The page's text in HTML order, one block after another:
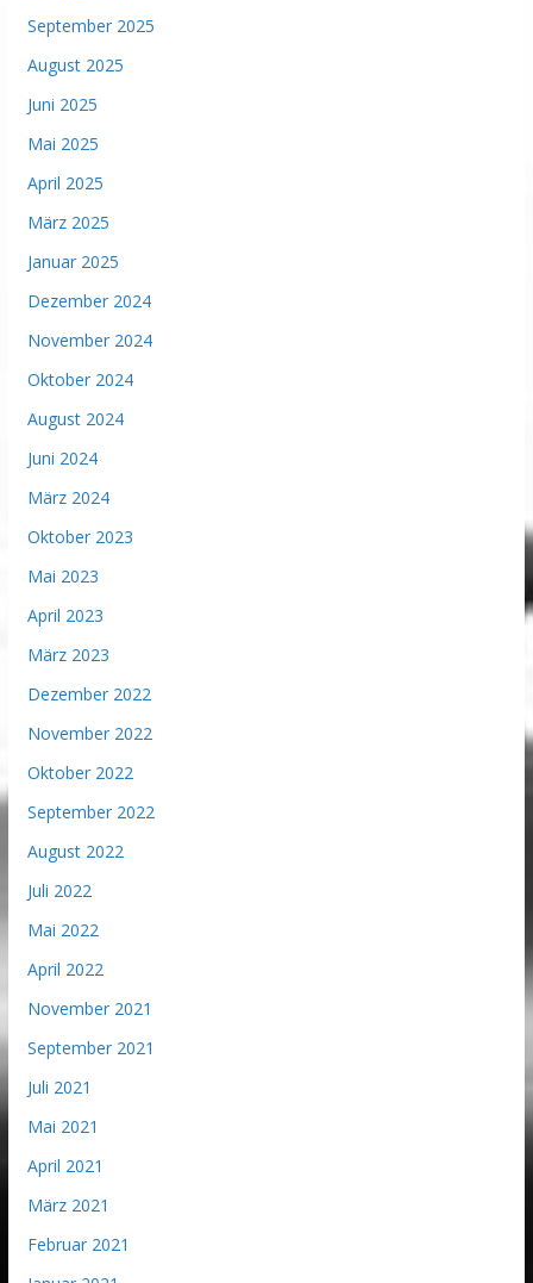
September 2025
August 2025
Juni 2025
Mai 2025
April 2025
März 2025
Januar 2025
Dezember 2024
November 2024
Oktober 2024
August 2024
Juni 2024
März 2024
Oktober 2023
Mai 2023
April 2023
März 2023
Dezember 2022
November 2022
Oktober 2022
September 2022
August 2022
Juli 2022
Mai 2022
April 2022
November 2021
September 2021
Juli 2021
Mai 2021
April 2021
März 2021
Februar 2021